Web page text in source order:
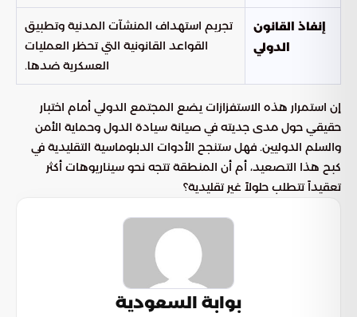
إنفاذ القانون
الدولي
تجريم استهداف المنشآت المدنية وتطبيق
القواعد القانونية التي تحظر العمليات
العسكرية ضدها.
إن استمرار هذه الاستفزازات يضع المجتمع الدولي أمام اختبار
حقيقي حول مدى جديته في صيانة سيادة الدول وحماية الأمن
والسلم الدوليين. فهل ستنجح الأدوات الدبلوماسية التقليدية في
كبح هذا التصعيد، أم أن المنطقة تتجه نحو سيناريوهات أكثر
تعقيداً تتطلب حلولاً غير تقليدية؟
بوابة السعودية